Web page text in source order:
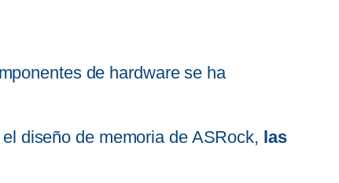
de hardware se ha
diseño de memoria de ASRock, las